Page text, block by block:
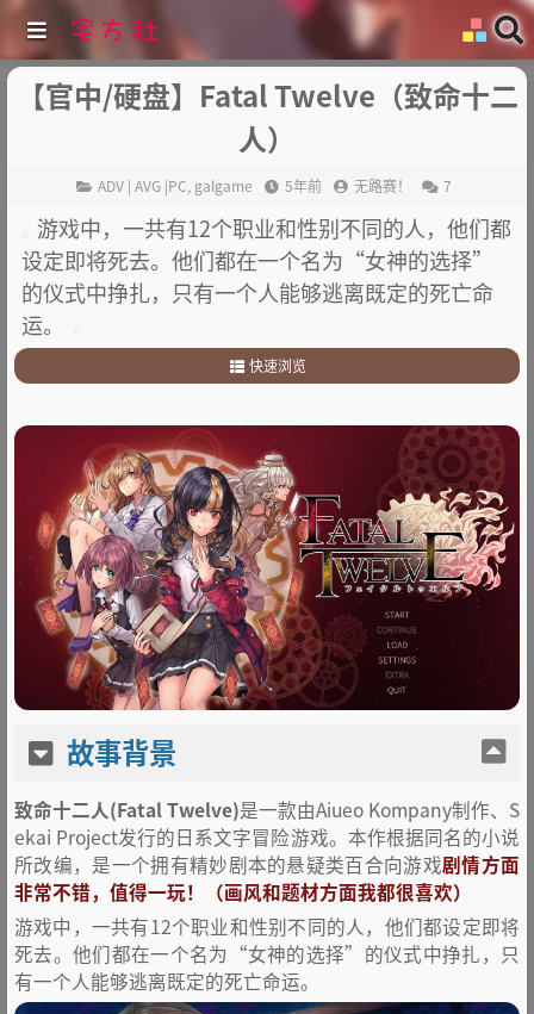
【官中/硬盘】Fatal Twelve（致命十二
人）
ADV | AVG |PC, galgame 5年前 无路赛！ 7
游戏中，一共有12个职业和性别不同的人，他们都
设定即将死去。他们都在一个名为“女神的选择”
的仪式中挣扎，只有一个人能够逃离既定的死亡命
运。
快速浏览
2.其他
故事背景
致命十二人(Fatal Twelve)是一款由Aiueo Kompany制作、S
ekai Project发行的日系文字冒险游戏。本作根据同名的小说
所改编，是一个拥有精妙剧本的悬疑类百合向游戏剧情方面
非常不错，值得一玩！（画风和题材方面我都很喜欢）
游戏中，一共有12个职业和性别不同的人，他们都设定即将
死去。他们都在一个名为“女神的选择”的仪式中挣扎，只
有一个人能够逃离既定的死亡命运。